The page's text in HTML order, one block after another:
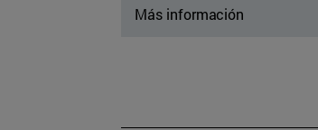
Más información